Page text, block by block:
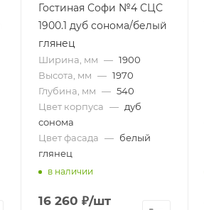
Гостиная Софи №4 СЦС
1900.1 дуб сонома/белый
глянец
Ширина, мм — 1900
Высота, мм — 1970
Глубина, мм — 540
Цвет корпуса — дуб
сонома
Цвет фасада — белый
глянец
в наличии
16 260 ₽/шт